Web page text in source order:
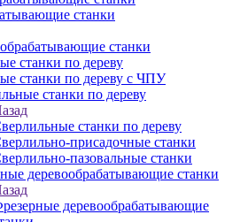
станки
станки
станки по дереву
станки по дереву с ЧПУ
станки по дереву
станки по дереву
присадочные станки
пазовальные станки
деревообрабатывающие станки
деревообрабатывающие